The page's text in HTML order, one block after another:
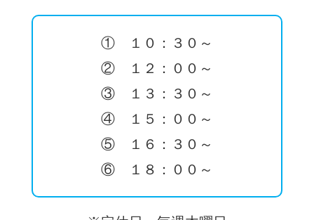
① １０：３０～
② １２：００～
③ １３：３０～
④ １５：００～
⑤ １６：３０～
⑥ １８：００～